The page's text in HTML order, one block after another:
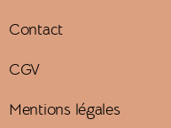
Contact
CGV
Mentions légales